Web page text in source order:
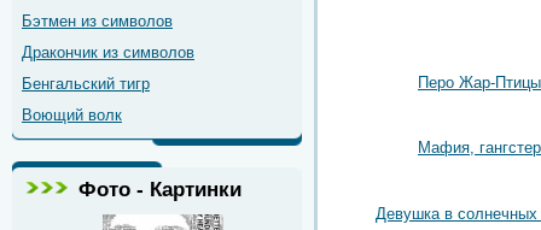
Бэтмен из символов
Дракончик из символов
Бенгальский тигр
Воющий волк
Фото - Картинки
Перо Жар-Птицы
Мафия, гангстер
Девушка в солнечных